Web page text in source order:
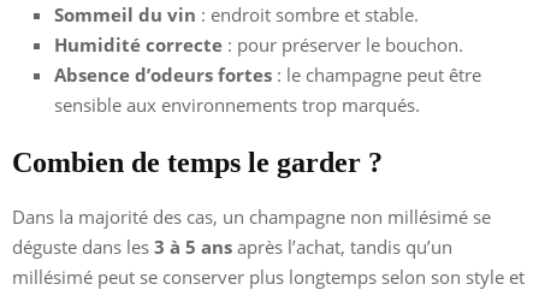
Sommeil du vin : endroit sombre et stable.
Humidité correcte : pour préserver le bouchon.
Absence d’odeurs fortes : le champagne peut être
sensible aux environnements trop marqués.
Combien de temps le garder ?
Dans la majorité des cas, un champagne non millésimé se
déguste dans les 3 à 5 ans après l’achat, tandis qu’un
millésimé peut se conserver plus longtemps selon son style et